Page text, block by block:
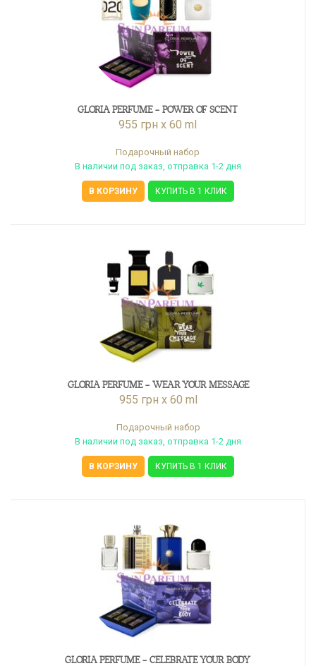
GLORIA PERFUME - POWER OF SCENT
955 грн x 60 ml
Подарочный набор
В наличии под заказ, отправка 1-2 дня
В КОРЗИНУ КУПИТЬ В 1 КЛИК
GLORIA PERFUME - WEAR YOUR MESSAGE
955 грн x 60 ml
Подарочный набор
В наличии под заказ, отправка 1-2 дня
В КОРЗИНУ КУПИТЬ В 1 КЛИК
GLORIA PERFUME - CELEBRATE YOUR BODY